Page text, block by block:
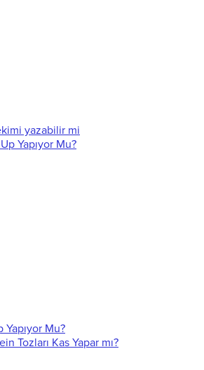
yazabilir mi
Mu?